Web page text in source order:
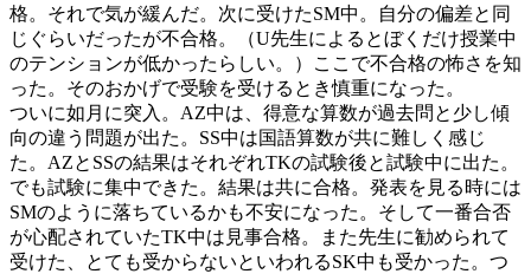
格。それで気が緩んだ。次に受けたSM中。自分の偏差と同
じぐらいだったが不合格。（U先生によるとぼくだけ授業中
のテンションが低かったらしい。）ここで不合格の怖さを知
った。そのおかげで受験を受けるとき慎重になった。
ついに如月に突入。AZ中は、得意な算数が過去問と少し傾
向の違う問題が出た。SS中は国語算数が共に難しく感じ
た。AZとSSの結果はそれぞれTKの試験後と試験中に出た。
でも試験に集中できた。結果は共に合格。発表を見る時には
SMのように落ちているかも不安になった。そして一番合否
が心配されていたTK中は見事合格。また先生に勧められて
受けた、とても受からないといわれるSK中も受かった。つ